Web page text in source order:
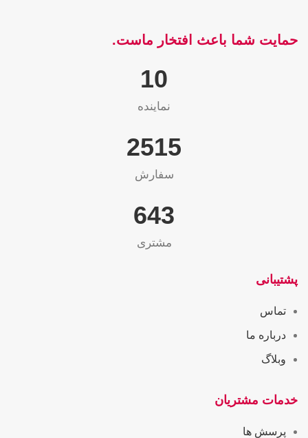
حمایت شما باعث افتخار ماست.
10
نماینده
2565
سفارش
655
مشتری
پشتیبانی
تماس
درباره ما
وبلاگ
خدمات مشتریان
پرسش ها